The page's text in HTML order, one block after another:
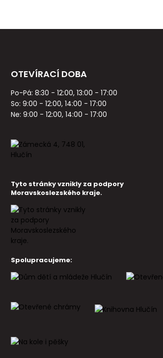
OTEVÍRACÍ DOBA
Po-Pá: 8:30 - 12:00, 13:00 - 17:00
So: 9:00 - 12:00, 14:00 - 17:00
Ne: 9:00 - 12:00, 14:00 - 17:00
Tyto stránky vznikly za podpory
Moravskoslezského kraje.
Spolupracujeme: